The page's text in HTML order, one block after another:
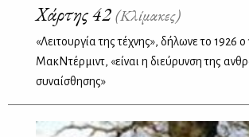
Χάρτης 42 (Κλίμακες)
«Λειτουργία της τέχνης», δήλωνε το 1926
ΜακΝτέρμιντ, «είναι η διεύρυνση της
συναίσθησης»